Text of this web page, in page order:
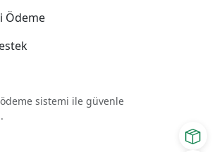
Ödeme
sistemi ile güvenle